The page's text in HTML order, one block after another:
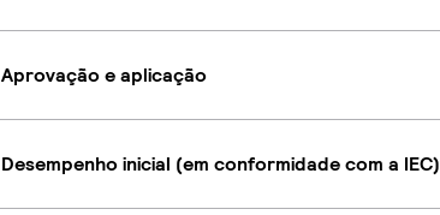
Aprovação e aplicação
Desempenho inicial (em conformidade com a IEC)